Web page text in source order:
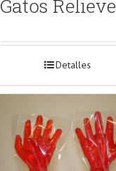
Gatos Relieve
Detalles